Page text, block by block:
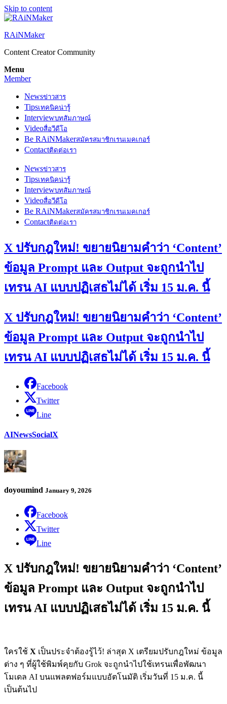
Skip to content
RAiNMaker
Content Creator Community
Menu
Member
Newsข่าวสาร
Tipsเทคนิคน่ารู้
Interviewบทสัมภาษณ์
Videoสื่อวีดีโอ
Be RAiNMakerสมัครสมาชิกเรนเมคเกอร์
Contactติดต่อเรา
Newsข่าวสาร
Tipsเทคนิคน่ารู้
Interviewบทสัมภาษณ์
Videoสื่อวีดีโอ
Be RAiNMakerสมัครสมาชิกเรนเมคเกอร์
Contactติดต่อเรา
X ปรับกฎใหม่! ขยายนิยามคำว่า ‘Content’
ข้อมูล Prompt และ Output จะถูกนำไป
เทรน AI แบบปฏิเสธไม่ได้ เริ่ม 15 ม.ค. นี้
X ปรับกฎใหม่! ขยายนิยามคำว่า ‘Content’
ข้อมูล Prompt และ Output จะถูกนำไป
เทรน AI แบบปฏิเสธไม่ได้ เริ่ม 15 ม.ค. นี้
Facebook
Twitter
Line
AINewsSocialX
doyoumind January 9, 2026
Facebook
Twitter
Line
X ปรับกฎใหม่! ขยายนิยามคำว่า ‘Content’
ข้อมูล Prompt และ Output จะถูกนำไป
เทรน AI แบบปฏิเสธไม่ได้ เริ่ม 15 ม.ค. นี้
ใครใช้ X เป็นประจำต้องรู้ไว้! ล่าสุด X เตรียมปรับกฎใหม่ ข้อมูล
ต่าง ๆ ที่ผู้ใช้พิมพ์คุยกับ Grok จะถูกนำไปใช้เทรนเพื่อพัฒนา
โมเดล AI บนแพลตฟอร์มแบบอัตโนมัติ เริ่มวันที่ 15 ม.ค. นี้
เป็นต้นไป